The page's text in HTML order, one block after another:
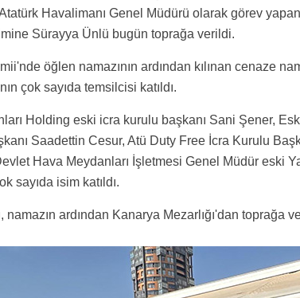
Havalimanı Genel Müdürü olarak görev
Sürayya Ünlü bugün toprağa verildi.
öğlen namazının ardından kılınan cenaze
çok sayıda temsilcisi katıldı.
Holding eski icra kurulu başkanı Sani Şener,
Saadettin Cesur, Atü Duty Free İcra Kurulu
Hava Meydanları İşletmesi Genel Müdür eski
sayıda isim katıldı.
namazın ardından Kanarya Mezarlığı'dan toprağa